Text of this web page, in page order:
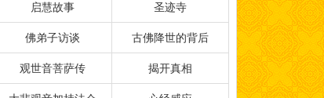
启慧故事 圣迹寺
佛弟子访谈 古佛降世的背后
观世音菩萨传 揭开真相